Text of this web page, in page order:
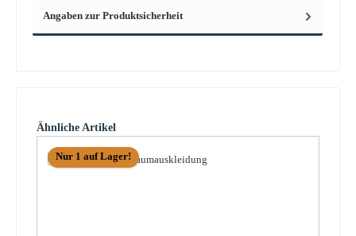
Angaben zur Produktsicherheit
Produktgalerie überspringen
Ähnliche Artikel
Nur 1 auf Lager!